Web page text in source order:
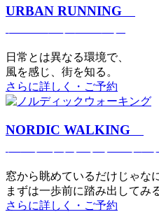
URBAN RUNNING
日常とは異なる環境で、
風を感じ、街を知る。
さらに詳しく・ご予約
NORDIC WALKING
窓から眺めているだけじゃな
まずは一歩前に踏み出してみ
さらに詳しく・ご予約